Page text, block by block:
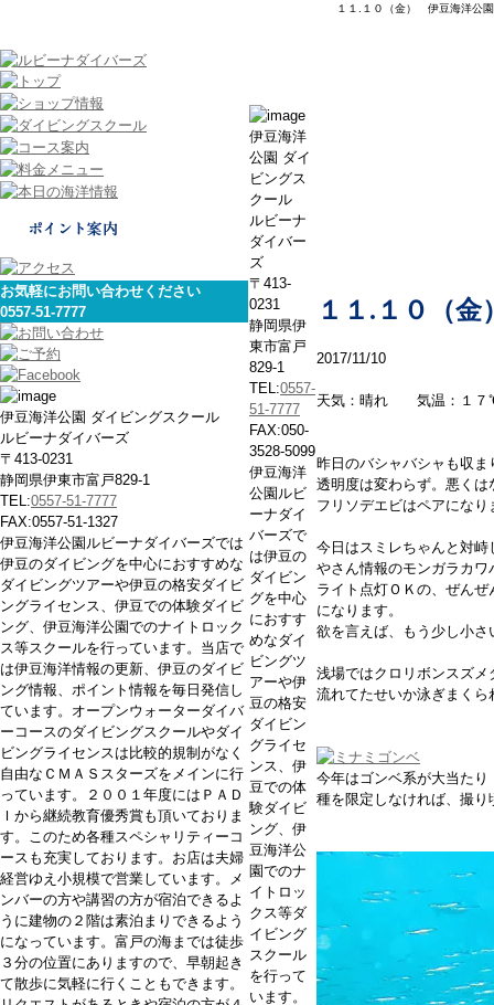
１１.１０（金） 伊豆海洋公園
お気軽にお問い合わせください
0557-51-7777
伊豆海洋公園 ダイビングスクール
ルビーナダイバーズ
〒413-0231
静岡県伊東市富戸829-1
TEL:0557-51-7777
FAX:0557-51-1327
伊豆海洋公園ルビーナダイバーズでは
伊豆のダイビングを中心におすすめな
ダイビングツアーや伊豆の格安ダイビ
ングライセンス、伊豆での体験ダイビ
ング、伊豆海洋公園でのナイトロック
ス等スクールを行っています。当店で
は伊豆海洋情報の更新、伊豆のダイビ
ング情報、ポイント情報を毎日発信し
ています。オープンウォーターダイバ
ーコースのダイビングスクールやダイ
ビングライセンスは比較的規制がなく
自由なＣＭＡＳスターズをメインに行
っています。２００１年度にはＰＡＤ
Ｉから継続教育優秀賞も頂いておりま
す。このため各種スペシャリティーコ
ースも充実しております。お店は夫婦
経営ゆえ小規模で営業しています。メ
ンバーの方や講習の方が宿泊できるよ
うに建物の２階は素泊まりできるよう
になっています。富戸の海までは徒歩
３分の位置にありますので、早朝起き
て散歩に気軽に行くこともできます。
１１.１０（
2017/11/10
天気：晴れ 気温：１
昨日のバシャバシャも収
透明度は変わらず。悪く
フリソデエビはペアになり
今日はスミレちゃんと対
やさん情報のモンガラカ
ライト点灯ＯＫの、ぜん
になります。
欲を言えば、もう少し小
浅場ではクロリボンスズメ
流れてたせいか泳ぎまく
今年はゴンベ系が大当た
種を限定しなければ、撮
伊豆海洋
公園 ダイ
ビングス
クール
ルビーナ
ダイバー
ズ
〒413-
0231
静岡県伊
東市富戸
829-1
TEL:0557-
51-7777
FAX:050-
3528-5099
伊豆海洋
公園ルビ
ーナダイ
バーズで
は伊豆の
ダイビン
グを中心
におすす
めなダイ
ビングツ
アーや伊
豆の格安
ダイビン
グライセ
ンス、伊
豆での体
験ダイビ
ング、伊
豆海洋公
園でのナ
イトロッ
クス等ダ
イビング
スクール
を行って
います。